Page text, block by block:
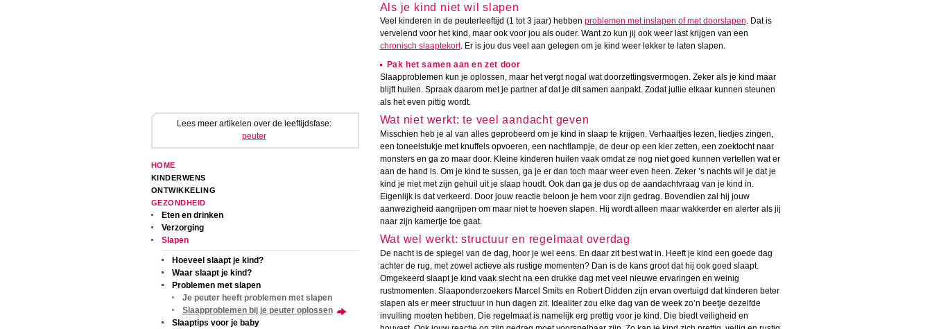
Lees meer artikelen over de leeftijdsfase:
peuter
HOME
KINDERWENS
ONTWIKKELING
GEZONDHEID
Eten en drinken
Verzorging
Slapen
Hoeveel slaapt je kind?
Waar slaapt je kind?
Problemen met slapen
Je peuter heeft problemen met slapen
Slaapproblemen bij je peuter oplossen
Slaaptips voor je baby
Als je kind niet wil slapen
Veel kinderen in de peuterleeftijd (1 tot 3 jaar) hebben problemen met inslapen of met doorslapen. Dat is
vervelend voor het kind, maar ook voor jou als ouder. Want zo kun jij ook weer last krijgen van een
chronisch slaaptekort. Er is jou dus veel aan gelegen om je kind weer lekker te laten slapen.
Pak het samen aan en zet door
Slaapproblemen kun je oplossen, maar het vergt nogal wat doorzettingsvermogen. Zeker als je kind maar
blijft huilen. Spraak daarom met je partner af dat je dit samen aanpakt. Zodat jullie elkaar kunnen steunen
als het even pittig wordt.
Wat niet werkt: te veel aandacht geven
Misschien heb je al van alles geprobeerd om je kind in slaap te krijgen. Verhaaltjes lezen, liedjes zingen,
een toneelstukje met knuffels opvoeren, een nachtlampje, de deur op een kier zetten, een zoektocht naar
monsters en ga zo maar door. Kleine kinderen huilen vaak omdat ze nog niet goed kunnen vertellen wat er
aan de hand is. Om je kind te sussen, ga je er dan toch maar weer even heen. Zeker ’s nachts wil je dat je
kind je niet met zijn gehuil uit je slaap houdt. Ook dan ga je dus op de aandachtvraag van je kind in.
Eigenlijk is dat verkeerd. Door jouw reactie beloon je hem voor zijn gedrag. Bovendien zal hij jouw
aanwezigheid aangrijpen om maar niet te hoeven slapen. Hij wordt alleen maar wakkerder en alerter als jij
naar zijn kamertje toe gaat.
Wat wel werkt: structuur en regelmaat overdag
De nacht is de spiegel van de dag, hoor je wel eens. En daar zit best wat in. Heeft je kind een goede dag
achter de rug, met zowel actieve als rustige momenten? Dan is de kans groot dat hij ook goed slaapt.
Omgekeerd slaapt je kind vaak slecht na een drukke dag met veel nieuwe ervaringen en weinig
rustmomenten. Slaaponderzoekers Marcel Smits en Robert Didden zijn ervan overtuigd dat kinderen beter
slapen als er meer structuur in hun dagen zit. Idealiter zou elke dag van de week zo’n beetje dezelfde
invulling moeten hebben. Die regelmaat is namelijk erg prettig voor je kind. Die biedt veiligheid en